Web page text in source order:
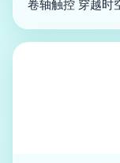
卷轴触控 穿越